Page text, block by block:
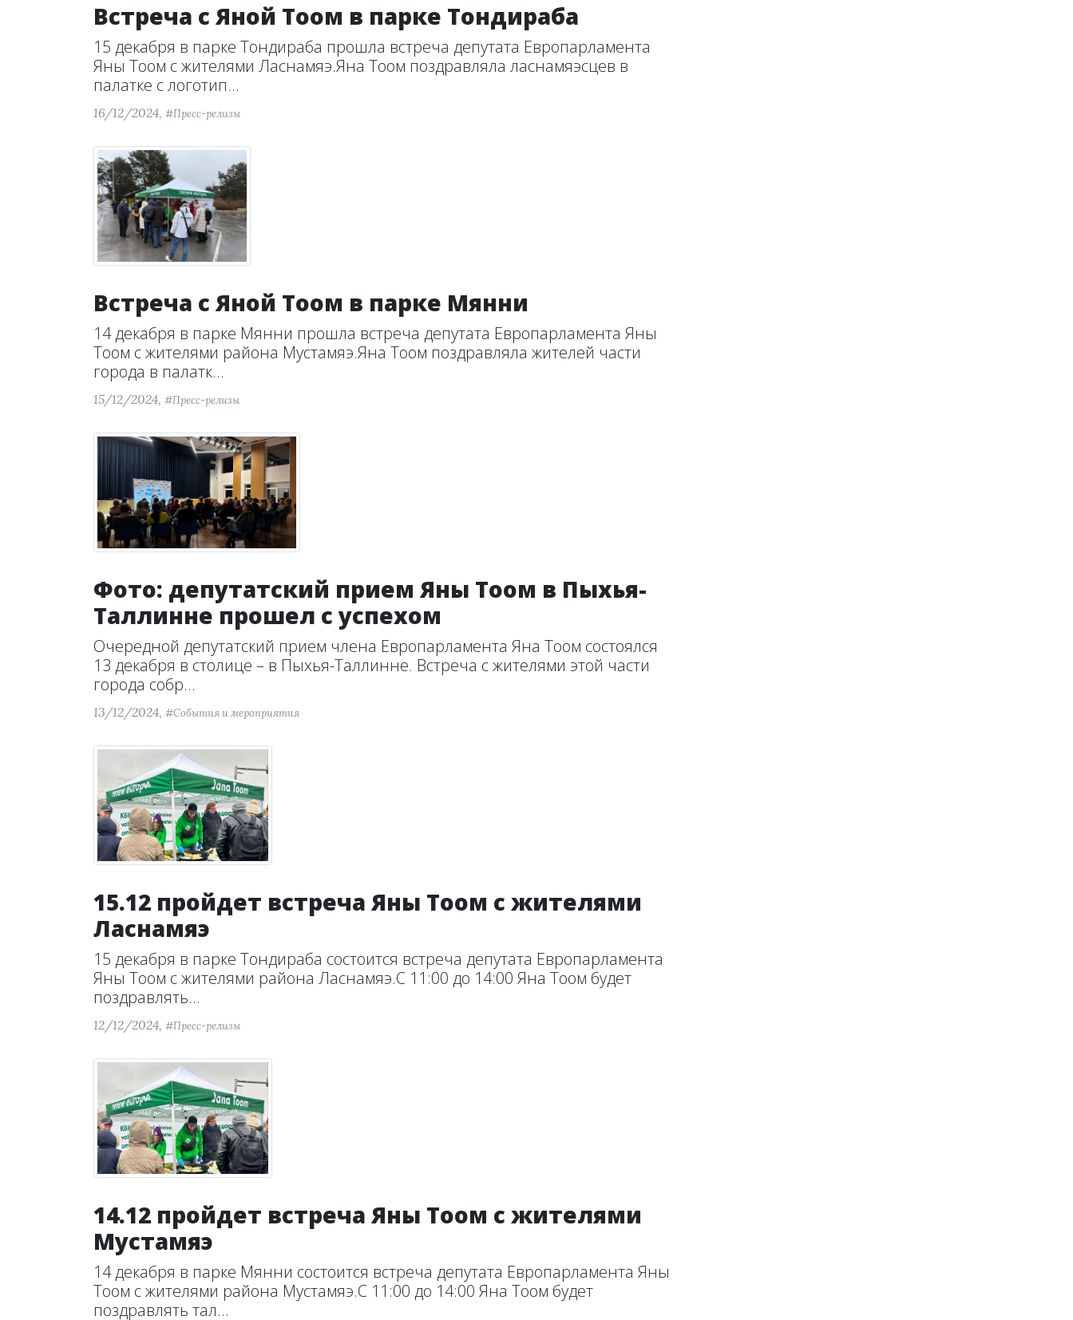
Встреча с Яной Тоом в парке Тондираба
15 декабря в парке Тондираба прошла встреча депутата Европарламента
Яны Тоом с жителями Ласнамяэ.Яна Тоом поздравляла ласнамяэсцев в
палатке с логотип...
16/12/2024, #Пресс-релизы
Встреча с Яной Тоом в парке Мянни
14 декабря в парке Мянни прошла встреча депутата Европарламента Яны
Тоом с жителями района Мустамяэ.Яна Тоом поздравляла жителей части
города в палатк...
15/12/2024, #Пресс-релизы
Фото: депутатский прием Яны Тоом в Пыхья-
Таллинне прошел с успехом
Очередной депутатский прием члена Европарламента Яна Тоом состоялся
13 декабря в столице – в Пыхья-Таллинне. Встреча с жителями этой части
города собр...
13/12/2024, #События и мероприятия
15.12 пройдет встреча Яны Тоом с жителями
Ласнамяэ
15 декабря в парке Тондираба состоится встреча депутата Европарламента
Яны Тоом с жителями района Ласнамяэ.С 11:00 до 14:00 Яна Тоом будет
поздравлять...
12/12/2024, #Пресс-релизы
14.12 пройдет встреча Яны Тоом с жителями
Мустамяэ
14 декабря в парке Мянни состоится встреча депутата Европарламента Яны
Тоом с жителями района Мустамяэ.С 11:00 до 14:00 Яна Тоом будет
поздравлять тал...